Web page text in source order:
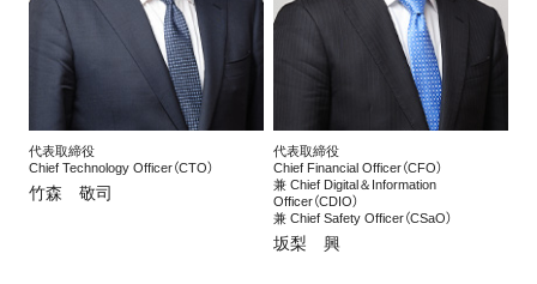
お問い合わせ English
代表取締役
Chief Technology Officer（CTO）
竹森 敬司
代表取締役
Chief Financial Officer（CFO）
兼 Chief Digital＆Information
Officer（CDIO）
兼 Chief Safety Officer（CSaO）
坂梨 興